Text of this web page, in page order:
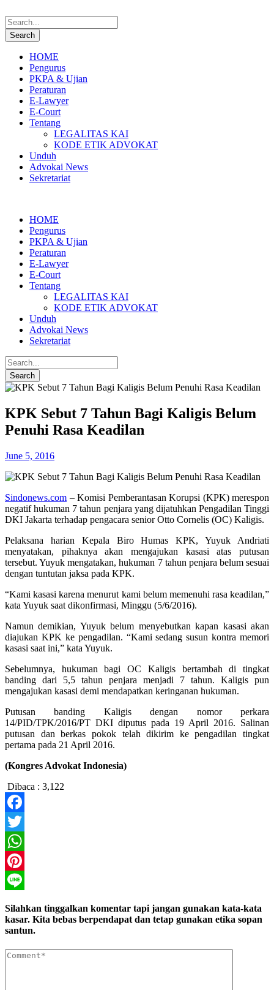
HOME
Pengurus
PKPA & Ujian
Peraturan
E-Lawyer
E-Court
Tentang
LEGALITAS KAI
KODE ETIK ADVOKAT
Unduh
Advokai News
Sekretariat
HOME
Pengurus
PKPA & Ujian
Peraturan
E-Lawyer
E-Court
Tentang
LEGALITAS KAI
KODE ETIK ADVOKAT
Unduh
Advokai News
Sekretariat
KPK Sebut 7 Tahun Bagi Kaligis Belum
Penuhi Rasa Keadilan
June 5, 2016
Sindonews.com – Komisi Pemberantasan Korupsi (KPK) merespon
negatif hukuman 7 tahun penjara yang dijatuhkan Pengadilan Tinggi
DKI Jakarta terhadap pengacara senior Otto Cornelis (OC) Kaligis.
Pelaksana harian Kepala Biro Humas KPK, Yuyuk Andriati
menyatakan, pihaknya akan mengajukan kasasi atas putusan
tersebut. Yuyuk mengatakan, hukuman 7 tahun penjara belum sesuai
dengan tuntutan jaksa pada KPK.
“Kami kasasi karena menurut kami belum memenuhi rasa keadilan,”
kata Yuyuk saat dikonfirmasi, Minggu (5/6/2016).
Namun demikian, Yuyuk belum menyebutkan kapan kasasi akan
diajukan KPK ke pengadilan. “Kami sedang susun kontra memori
kasasi saat ini,” kata Yuyuk.
Sebelumnya, hukuman bagi OC Kaligis bertambah di tingkat
banding dari 5,5 tahun penjara menjadi 7 tahun. Kaligis pun
mengajukan kasasi demi mendapatkan keringanan hukuman.
Putusan banding Kaligis dengan nomor perkara
14/PID/TPK/2016/PT DKI diputus pada 19 April 2016. Salinan
putusan dan berkas pokok telah dikirim ke pengadilan tingkat
pertama pada 21 April 2016.
(Kongres Advokat Indonesia)
Dibaca : 3,122
Facebook
Twitter
WhatsApp
Pinterest
Silahkan tinggalkan komentar tapi jangan gunakan kata-kata
kasar. Kita bebas berpendapat dan tetap gunakan etika sopan
santun.